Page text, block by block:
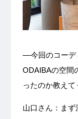
––今回のコー
ODAIBAの空間
ったのか教えて
山口さん：ま